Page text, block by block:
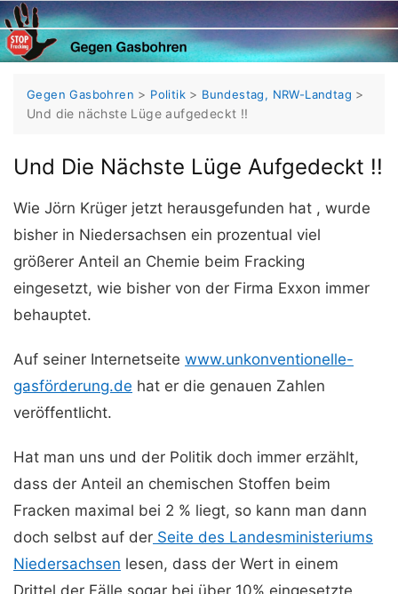
Skip
to
content
Gegen Gasbohren > Politik > Bundestag, NRW-Landtag >
Und die nächste Lüge aufgedeckt !!
Und Die Nächste Lüge Aufgedeckt !!
Wie Jörn Krüger jetzt herausgefunden hat , wurde
bisher in Niedersachsen ein prozentual viel
größerer Anteil an Chemie beim Fracking
eingesetzt, wie bisher von der Firma Exxon immer
behauptet.
Auf seiner Internetseite www.unkonventionelle-
gasförderung.de hat er die genauen Zahlen
veröffentlicht.
Hat man uns und der Politik doch immer erzählt,
dass der Anteil an chemischen Stoffen beim
Fracken maximal bei 2 % liegt, so kann man dann
doch selbst auf der Seite des Landesministeriums
Niedersachsen lesen, dass der Wert in einem
Drittel der Fälle sogar bei über 10% eingesetzte